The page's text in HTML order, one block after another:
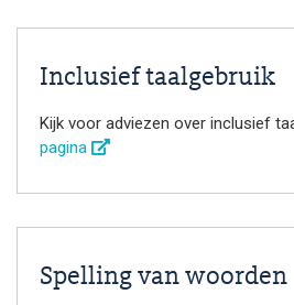
Inclusief taalgebruik
Kijk voor adviezen over inclusief
pagina
Spelling van woorden